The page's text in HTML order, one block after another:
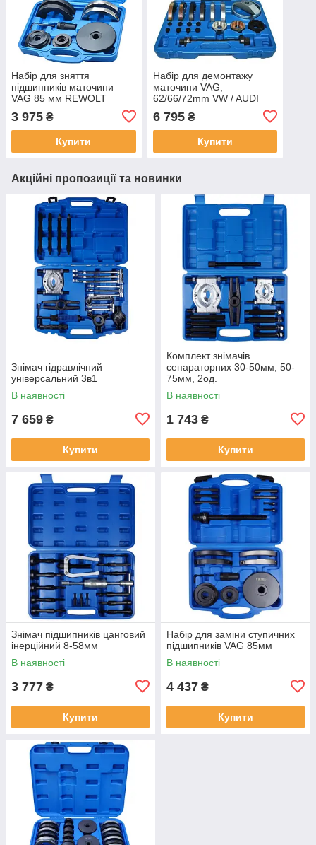
Набір для зняття
підшипників маточини
VAG 85 мм REWOLT
3 975 ₴
Купити
Набір для демонтажу
маточини VAG,
62/66/72mm VW / AUDI
6 795₴
Купити
Акційні пропозиції та новинки
Знімач гідравлічний
універсальний 3в1
В наявності
7 659 ₴
Купити
Комплект знімачів
сепараторних 30-50мм, 50-
75мм, 2од.
В наявності
1 743 ₴
Купити
Знімач підшипників цанговий
інерційний 8-58мм
В наявності
3 777 ₴
Купити
Набір для заміни ступичних
підшипників VAG 85мм
В наявності
4 437 ₴
Купити